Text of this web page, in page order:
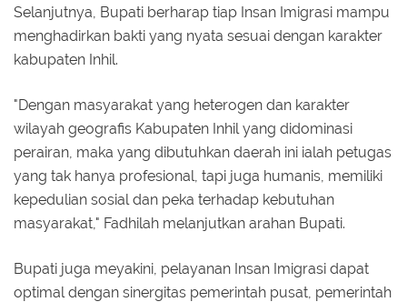
Selanjutnya, Bupati berharap tiap Insan Imigrasi mampu
menghadirkan bakti yang nyata sesuai dengan karakter
kabupaten Inhil.
"Dengan masyarakat yang heterogen dan karakter
wilayah geografis Kabupaten Inhil yang didominasi
perairan, maka yang dibutuhkan daerah ini ialah petugas
yang tak hanya profesional, tapi juga humanis, memiliki
kepedulian sosial dan peka terhadap kebutuhan
masyarakat," Fadhilah melanjutkan arahan Bupati.
Bupati juga meyakini, pelayanan Insan Imigrasi dapat
optimal dengan sinergitas pemerintah pusat, pemerintah